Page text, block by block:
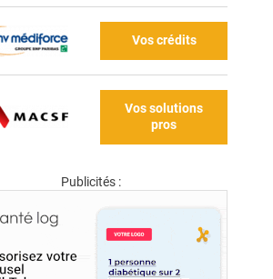
Vos crédits
Vos solutions
pros
Publicités :